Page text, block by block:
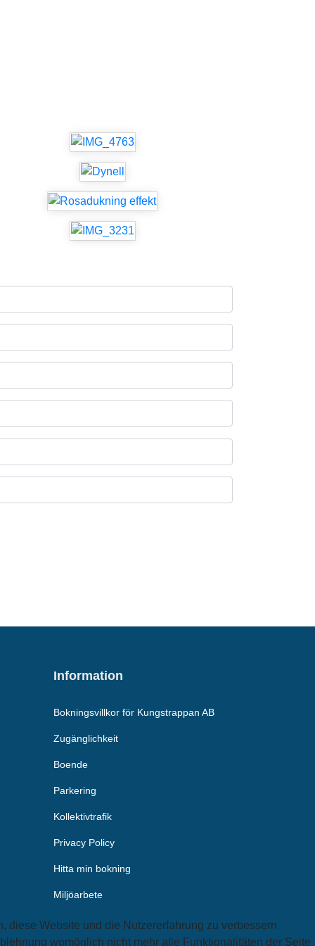
Information
Bokningsvillkor för Kungstrappan AB
Zugänglichkeit
Boende
Parkering
Kollektivtrafik
Privacy Policy
Hitta min bokning
Miljöarbete
diese Website und die Nutzererfahrung zu verbessern
womöglich nicht mehr alle Funktionalitäten der Seite